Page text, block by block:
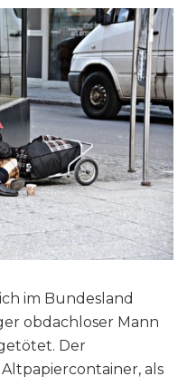
im Bundesland
obdachloser Mann
Der
als